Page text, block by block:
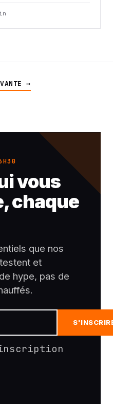
→
vous
chaque
que nos
et
hype, pas de